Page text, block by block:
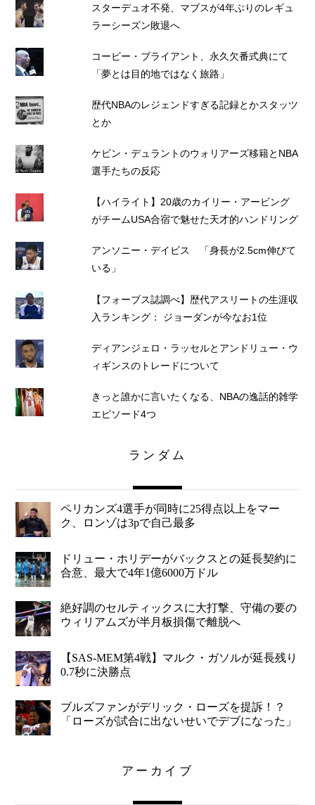
スターデュオ不発、マブスが4年ぶりのレギュ
ラーシーズン敗退へ
コービー・ブライアント、永久欠番式典にて
「夢とは目的地ではなく旅路」
歴代NBAのレジェンドすぎる記録とかスタッツ
とか
ケビン・デュラントのウォリアーズ移籍とNBA
選手たちの反応
【ハイライト】20歳のカイリー・アービング
がチームUSA合宿で魅せた天才的ハンドリング
アンソニー・デイビス 「身長が2.5cm伸びて
いる」
【フォーブス誌調べ】歴代アスリートの生涯収
入ランキング： ジョーダンが今なお1位
ディアンジェロ・ラッセルとアンドリュー・ウ
ィギンスのトレードについて
きっと誰かに言いたくなる、NBAの逸話的雑学
エピソード4つ
ランダム
ペリカンズ4選手が同時に25得点以上をマー
ク、ロンゾは3pで自己最多
ドリュー・ホリデーがバックスとの延長契約に
合意、最大で4年1億6000万ドル
絶好調のセルティックスに大打撃、守備の要の
ウィリアムズが半月板損傷で離脱へ
【SAS-MEM第4戦】マルク・ガソルが延長残り
0.7秒に決勝点
ブルズファンがデリック・ローズを提訴！？
「ローズが試合に出ないせいでデブになった」
アーカイブ